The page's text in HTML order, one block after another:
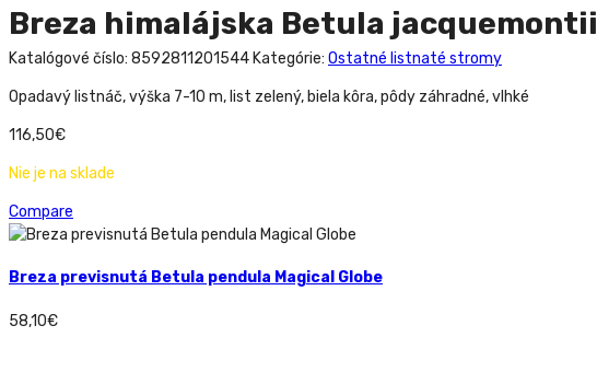
Breza himalájska Betula jacquemontii
Katalógové číslo: 8592811201544 Kategórie: Ostatné listnaté stromy
Opadavý listnáč, výška 7-10 m, list zelený, biela kôra, pôdy záhradné, vlhké
116,50€
Nie je na sklade
Compare
Breza previsnutá Betula pendula Magical Globe
58,10€